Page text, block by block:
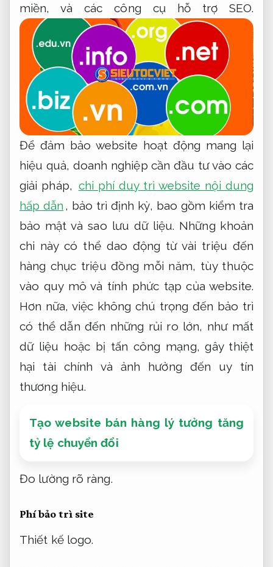
miền, và các công cụ hỗ trợ SEO.
Để đảm bảo website hoạt động mang lại
hiệu quả, doanh nghiệp cần đầu tư vào các
giải pháp, chi phí duy trì website nội dung
hấp dẫn , bảo trì định kỳ, bao gồm kiểm tra
bảo mật và sao lưu dữ liệu. Những khoản
chi này có thể dao động từ vài triệu đến
hàng chục triệu đồng mỗi năm, tùy thuộc
vào quy mô và tính phức tạp của website.
Hơn nữa, việc không chú trọng đến bảo trì
có thể dẫn đến những rủi ro lớn, như mất
dữ liệu hoặc bị tấn công mạng, gây thiệt
hại tài chính và ảnh hưởng đến uy tín
thương hiệu.
Tạo website bán hàng lý tưởng tăng
tỷ lệ chuyển đổi
Đo lường rõ ràng.
Phí bảo trì site
Thiết kế logo.